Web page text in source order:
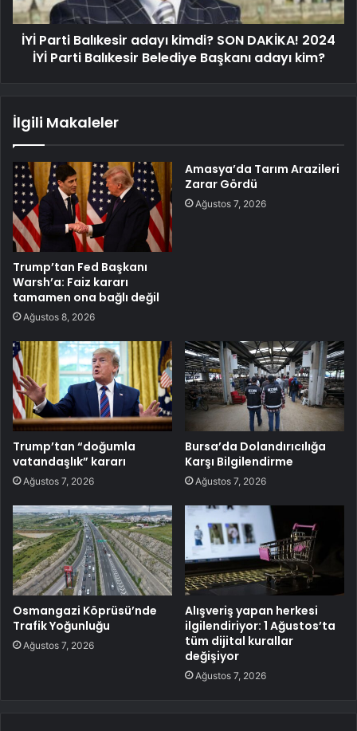
İYİ Parti Balıkesir adayı kimdi? SON DAKİKA! 2024
İYİ Parti Balıkesir Belediye Başkanı adayı kim?
İlgili Makaleler
Trump’tan Fed Başkanı
Warsh’a: Faiz kararı
tamamen ona bağlı değil
Ağustos 8, 2026
Amasya’da Tarım Arazileri
Zarar Gördü
Ağustos 7, 2026
Trump’tan “doğumla
vatandaşlık” kararı
Ağustos 7, 2026
Bursa’da Dolandırıcılığa
Karşı Bilgilendirme
Ağustos 7, 2026
Osmangazi Köprüsü’nde
Trafik Yoğunluğu
Ağustos 7, 2026
Alışveriş yapan herkesi
ilgilendiriyor: 1 Ağustos’ta
tüm dijital kurallar
değişiyor
Ağustos 7, 2026